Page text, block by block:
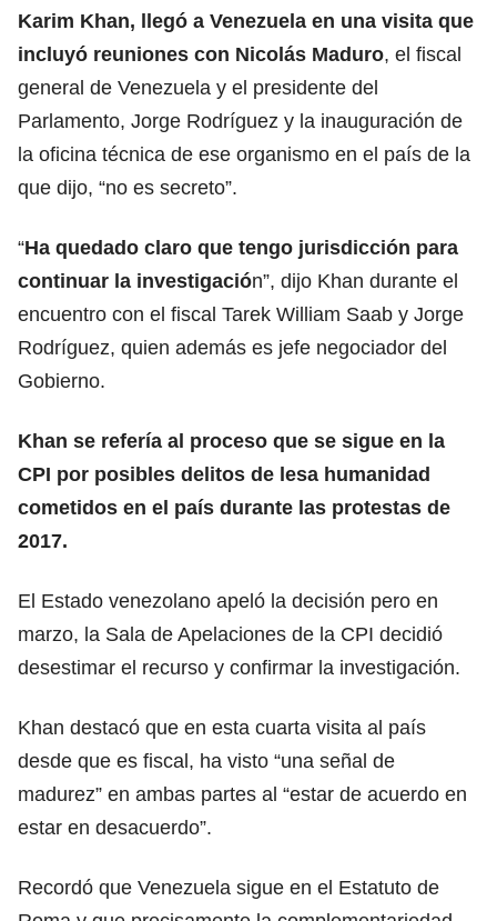
Karim Khan, llegó a Venezuela en una visita que
incluyó reuniones con Nicolás Maduro, el fiscal
general de Venezuela y el presidente del
Parlamento, Jorge Rodríguez y la inauguración de
la oficina técnica de ese organismo en el país de la
que dijo, “no es secreto”.
“Ha quedado claro que tengo jurisdicción para
continuar la investigación”, dijo Khan durante el
encuentro con el fiscal Tarek William Saab y Jorge
Rodríguez, quien además es jefe negociador del
Gobierno.
Khan se refería al proceso que se sigue en la
CPI por posibles delitos de lesa humanidad
cometidos en el país durante las protestas de
2017.
El Estado venezolano apeló la decisión pero en
marzo, la Sala de Apelaciones de la CPI decidió
desestimar el recurso y confirmar la investigación.
Khan destacó que en esta cuarta visita al país
desde que es fiscal, ha visto “una señal de
madurez” en ambas partes al “estar de acuerdo en
estar en desacuerdo”.
Recordó que Venezuela sigue en el Estatuto de